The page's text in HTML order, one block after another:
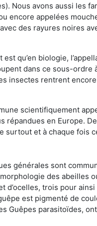
Nous avons aussi les
encore appelées
des rayures noires
qu’en biologie,
dans ce sous-ordre
insectes rentrent
scientifiquement
en Europe.
surtout et à chaque fois
générales sont
des abeilles
d’ocelles, trois pour
est pigmenté de
Guêpes parasitoïdes,